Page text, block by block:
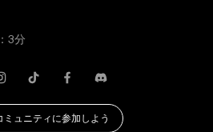
3分
TikTokFacebook
不和
ュニティに参加しよう